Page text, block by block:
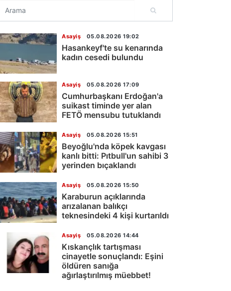
Asayiş 05.08.2026 19:02
Hasankeyf'te su kenarında
kadın cesedi bulundu
Asayiş 05.08.2026 17:09
Cumhurbaşkanı Erdoğan'a
suikast timinde yer alan
FETÖ mensubu tutuklandı
Asayiş 05.08.2026 15:51
Beyoğlu'nda köpek kavgası
kanlı bitti: Pıtbull'un sahibi 3
yerinden bıçaklandı
Asayiş 05.08.2026 15:50
Karaburun açıklarında
arızalanan balıkçı
teknesindeki 4 kişi kurtarıldı
Asayiş 05.08.2026 14:44
Kıskançlık tartışması
cinayetle sonuçlandı: Eşini
öldüren sanığa
ağırlaştırılmış müebbet!